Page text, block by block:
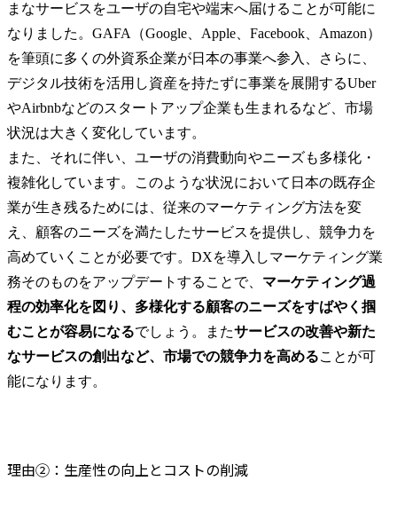
まなサービスをユーザの自宅や端末へ届けることが可能に
なりました。GAFA（Google、Apple、Facebook、Amazon）
を筆頭に多くの外資系企業が日本の事業へ参入、さらに、
デジタル技術を活用し資産を持たずに事業を展開するUber
やAirbnbなどのスタートアップ企業も生まれるなど、市場
状況は大きく変化しています。
また、それに伴い、ユーザの消費動向やニーズも多様化・
複雑化しています。このような状況において日本の既存企
業が生き残るためには、従来のマーケティング方法を変
え、顧客のニーズを満たしたサービスを提供し、競争力を
高めていくことが必要です。DXを導入しマーケティング業
務そのものをアップデートすることで、 マーケティング過
程の効率化を図り、多様化する顧客のニーズをすばやく掴
むことが容易になるでしょう。またサービスの改善や新た
なサービスの創出など、市場での競争力を高めることが可
能になります。
理由②：生産性の向上とコストの削減